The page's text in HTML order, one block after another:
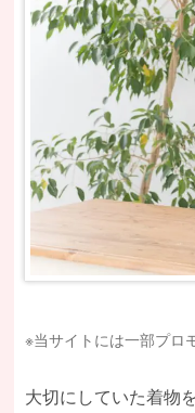
※当サイトには一部プロ
大切にしていた着物